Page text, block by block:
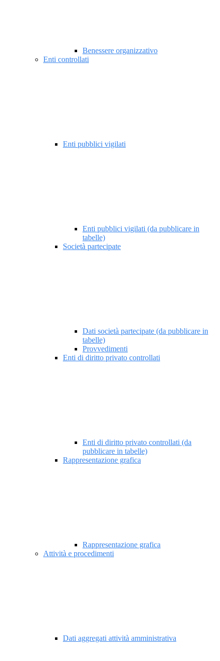
Benessere organizzativo
Enti controllati
Enti pubblici vigilati
Enti pubblici vigilati (da pubblicare in
tabelle)
Società partecipate
Dati società partecipate (da pubblicare in
tabelle)
Provvedimenti
Enti di diritto privato controllati
Enti di diritto privato controllati (da
pubblicare in tabelle)
Rappresentazione grafica
Rappresentazione grafica
Attività e procedimenti
Dati aggregati attività amministrativa